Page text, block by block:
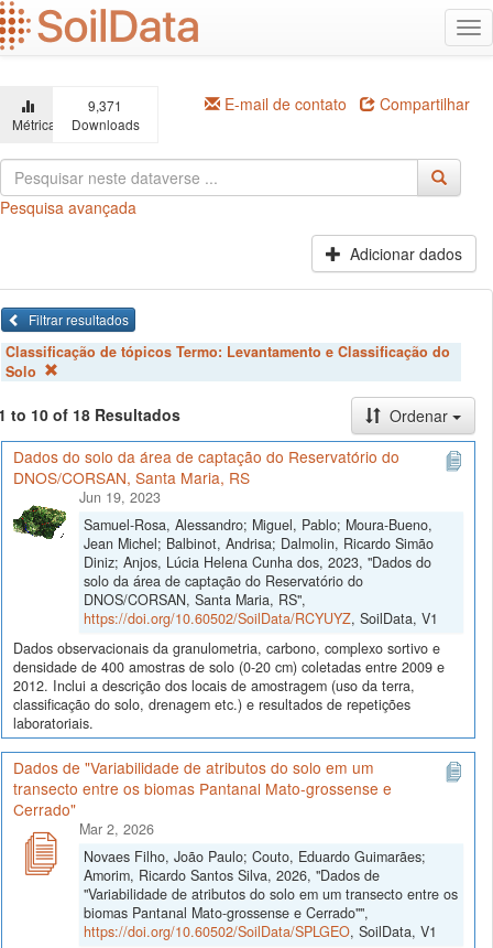
Ir
para
o
principal
Métricas
9,371
Downloads
E-mail de contato Compartilhar
Pesquisa avançada
Adicionar dados
Filtrar resultados
Classificação de tópicos Termo: Levantamento e Classificação do
Solo
to 10 of 18 Resultados
Ordenar
Dados do solo da área de captação do Reservatório do
DNOS/CORSAN, Santa Maria, RS
Jun 19, 2023
Samuel-Rosa, Alessandro; Miguel, Pablo; Moura-Bueno,
Jean Michel; Balbinot, Andrisa; Dalmolin, Ricardo Simão
Diniz; Anjos, Lúcia Helena Cunha dos, 2023, "Dados do
solo da área de captação do Reservatório do
DNOS/CORSAN, Santa Maria, RS",
https://doi.org/10.60502/SoilData/RCYUYZ, SoilData, V1
Dados observacionais da granulometria, carbono, complexo sortivo e
densidade de 400 amostras de solo (0-20 cm) coletadas entre 2009 e
2012. Inclui a descrição dos locais de amostragem (uso da terra,
classificação do solo, drenagem etc.) e resultados de repetições
laboratoriais.
Dados de "Variabilidade de atributos do solo em um
transecto entre os biomas Pantanal Mato-grossense e
Cerrado"
Mar 2, 2026
Novaes Filho, João Paulo; Couto, Eduardo Guimarães;
Amorim, Ricardo Santos Silva, 2026, "Dados de
"Variabilidade de atributos do solo em um transecto entre os
biomas Pantanal Mato-grossense e Cerrado"",
https://doi.org/10.60502/SoilData/SPLGEO, SoilData, V1